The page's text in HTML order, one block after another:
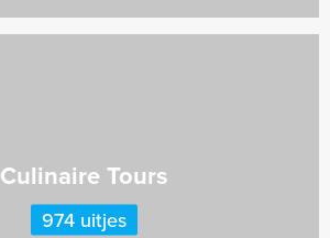
Culinaire Tours
974 uitjes